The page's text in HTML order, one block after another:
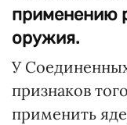
применению
оружия.
У
признаков
применить